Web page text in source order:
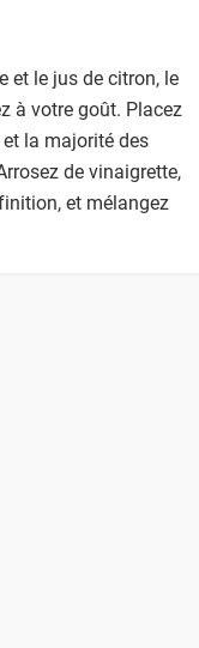
et le jus de citron, le
à votre goût. Placez
la majorité des
de vinaigrette,
et mélangez